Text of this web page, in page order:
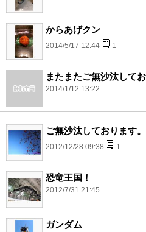
からあげクン
2014/5/17 12:44 1
またまたご無沙汰してお
2014/1/12 13:22
ご無沙汰しております。
2012/12/28 09:38 1
恐竜王国！
2012/7/31 21:45
ガンダム